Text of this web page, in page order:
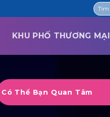
KHU PHỐ THƯƠNG MẠI
Có Thể Bạn Quan Tâm